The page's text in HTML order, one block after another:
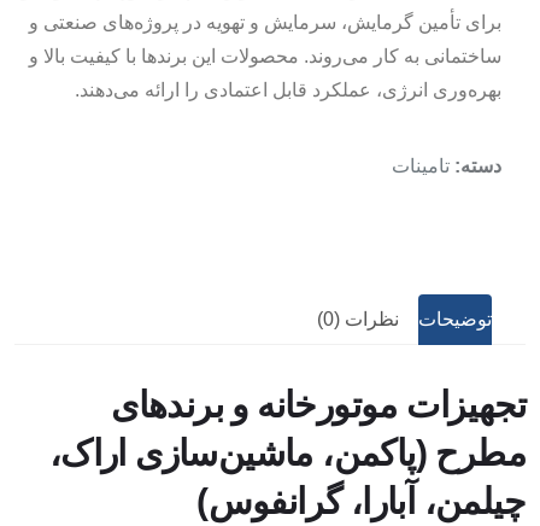
برای تأمین گرمایش، سرمایش و تهویه در پروژه‌های صنعتی و
ساختمانی به کار می‌روند. محصولات این برندها با کیفیت بالا و
بهره‌وری انرژی، عملکرد قابل اعتمادی را ارائه می‌دهند.
دسته: تامینات
توضیحات نظرات (0)
تجهیزات موتورخانه و برندهای
مطرح (پاکمن، ماشین‌سازی اراک،
چیلمن، آبارا، گرانفوس)